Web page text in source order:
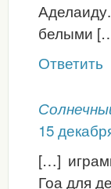
белыми
Ответить
15
[…]
Гоа для